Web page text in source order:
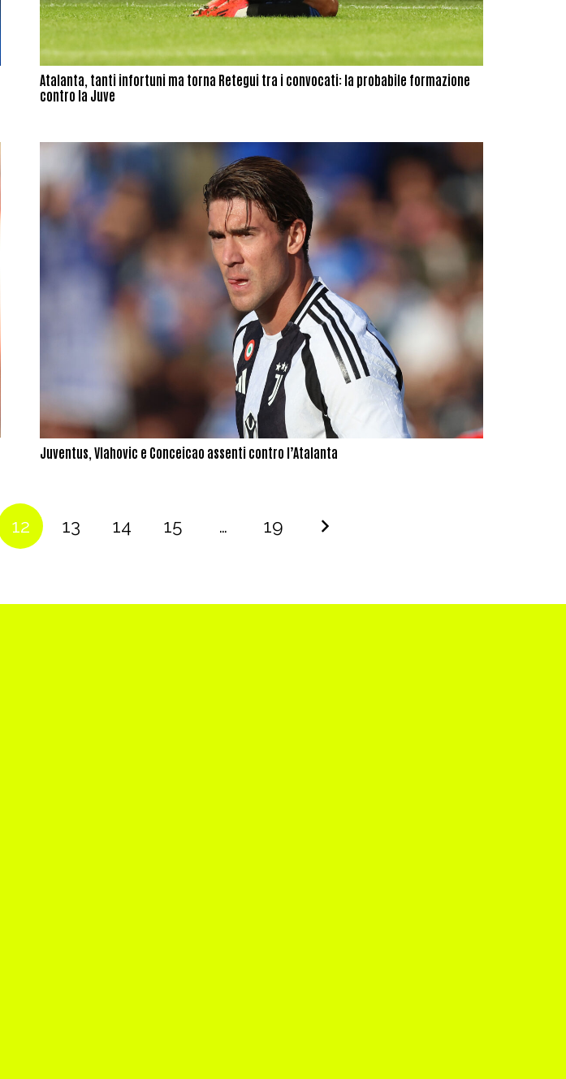
Atalanta, tanti infortuni ma torna Retegui tra i convocati: la probabile formazione
contro la Juve
Juventus, Vlahovic e Conceicao assenti contro l’Atalanta
12 13 14 15 … 19